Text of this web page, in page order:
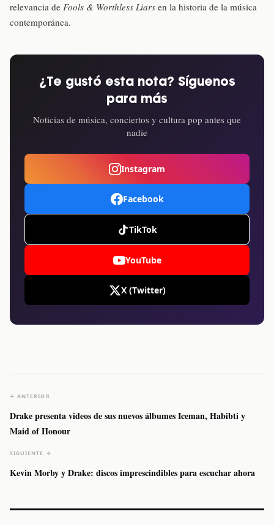
relevancia de Fools & Worthless Liars en la historia de la música
contemporánea.
¿Te gustó esta nota? Síguenos
para más
Noticias de música, conciertos y cultura pop antes que
nadie
Instagram
Facebook
TikTok
YouTube
X (Twitter)
← ANTERIOR
Drake presenta videos de sus nuevos álbumes Iceman, Habibti y
Maid of Honour
SIGUIENTE →
Kevin Morby y Drake: discos imprescindibles para escuchar ahora